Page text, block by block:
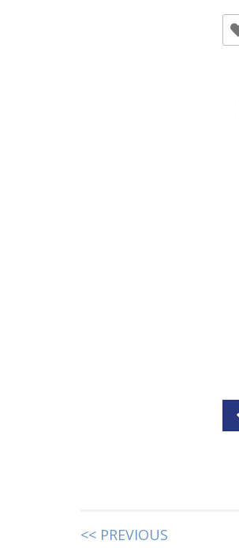
<< PREVIOUS